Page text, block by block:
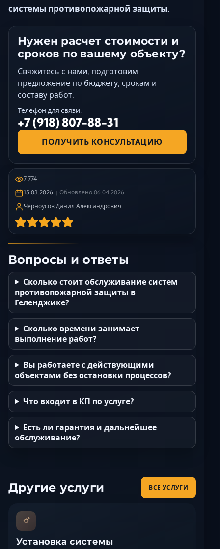
системы противопожарной защиты.
Нужен расчет стоимости и
сроков по вашему объекту?
Свяжитесь с нами, подготовим
предложение по бюджету, срокам и
составу работ.
Телефон для связи:
+7 (918) 807-88-31
ПОЛУЧИТЬ КОНСУЛЬТАЦИЮ
7 774
15.03.2026
Обновлено 06.04.2026
Черноусов Данил Александрович
Вопросы и ответы
Сколько стоит обслуживание систем
противопожарной защиты в
Геленджике?
Сколько времени занимает
выполнение работ?
Вы работаете с действующими
объектами без остановки процессов?
Что входит в КП по услуге?
Есть ли гарантия и дальнейшее
обслуживание?
Другие услуги ВСЕ УСЛУГИ
Установка системы